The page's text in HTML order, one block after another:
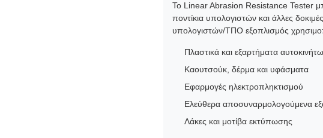
Το Linear Abrasion Resistance Tester
ποντίκια υπολογιστών και άλλες
υπολογιστών/ΤΠΟ εξοπλισμός
Πλαστικά και εξαρτήματα
Καουτσούκ, δέρμα και υφάσματα
Εφαρμογές ηλεκτροπληκτισμού
Ελεύθερα αποσυναρμολογούμενα
Λάκες και μοτίβα εκτύπωσης